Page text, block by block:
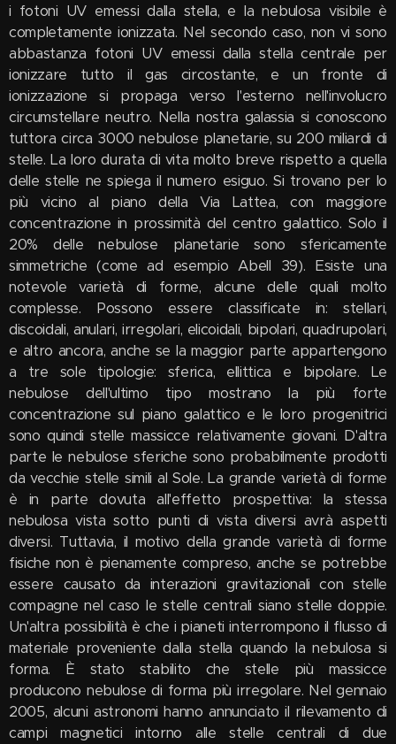
i fotoni UV emessi dalla stella, e la nebulosa visibile è
completamente ionizzata. Nel secondo caso, non vi sono
abbastanza fotoni UV emessi dalla stella centrale per
ionizzare tutto il gas circostante, e un fronte di
ionizzazione si propaga verso l'esterno nell'involucro
circumstellare neutro. Nella nostra galassia si conoscono
tuttora circa 3000 nebulose planetarie, su 200 miliardi di
stelle. La loro durata di vita molto breve rispetto a quella
delle stelle ne spiega il numero esiguo. Si trovano per lo
più vicino al piano della Via Lattea, con maggiore
concentrazione in prossimità del centro galattico. Solo il
20% delle nebulose planetarie sono sfericamente
simmetriche (come ad esempio Abell 39). Esiste una
notevole varietà di forme, alcune delle quali molto
complesse. Possono essere classificate in: stellari,
discoidali, anulari, irregolari, elicoidali, bipolari, quadrupolari,
e altro ancora, anche se la maggior parte appartengono
a tre sole tipologie: sferica, ellittica e bipolare. Le
nebulose dell'ultimo tipo mostrano la più forte
concentrazione sul piano galattico e le loro progenitrici
sono quindi stelle massicce relativamente giovani. D'altra
parte le nebulose sferiche sono probabilmente prodotti
da vecchie stelle simili al Sole. La grande varietà di forme
è in parte dovuta all'effetto prospettiva: la stessa
nebulosa vista sotto punti di vista diversi avrà aspetti
diversi. Tuttavia, il motivo della grande varietà di forme
fisiche non è pienamente compreso, anche se potrebbe
essere causato da interazioni gravitazionali con stelle
compagne nel caso le stelle centrali siano stelle doppie.
Un'altra possibilità è che i pianeti interrompono il flusso di
materiale proveniente dalla stella quando la nebulosa si
forma. È stato stabilito che stelle più massicce
producono nebulose di forma più irregolare. Nel gennaio
2005, alcuni astronomi hanno annunciato il rilevamento di
campi magnetici intorno alle stelle centrali di due